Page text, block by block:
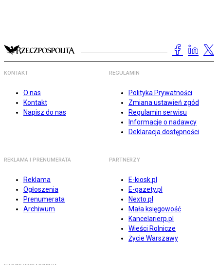
KONTAKT
O nas
Kontakt
Napisz do nas
REGULAMIN
Polityka Prywatności
Zmiana ustawień zgód
Regulamin serwisu
Informacje o nadawcy
Deklaracja dostępności
REKLAMA I PRENUMERATA
Reklama
Ogłoszenia
Prenumerata
Archiwum
PARTNERZY
E-kiosk.pl
E-gazety.pl
Nexto.pl
Mała księgowość
Kancelarierp.pl
Wieści Rolnicze
Życie Warszawy